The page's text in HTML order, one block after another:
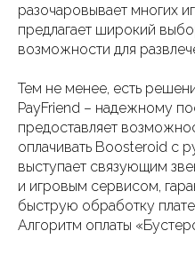
разочаровывает многих
предлагает широкий
возможности для
Тем не менее, есть
PayFriend – надежному
предоставляет
оплачивать Boosteroid с
выступает связующим
и игровым сервисом,
быструю обработку
Алгоритм оплаты